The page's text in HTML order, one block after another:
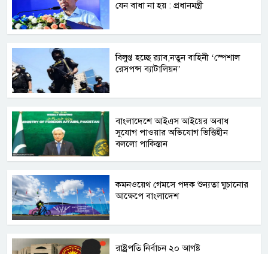
যেন বাধা না হয় : প্রধানমন্ত্রী
বিলুপ্ত হচ্ছে র‍্যাব,নতুন বাহিনী ‘স্পেশাল
রেসপন্স ব্যাটালিয়ন’
বাংলাদেশে আইএস আইয়ের অবাধ
সুযোগ পাওয়ার অভিযোগ ভিত্তিহীন
বললো পাকিস্তান
কমনওয়েথ গেমসে পদক শুন্যতা ঘুচানোর
আক্ষেপে বাংলাদেশ
রাষ্ট্রপতি নির্বাচন ২০ আগষ্ট